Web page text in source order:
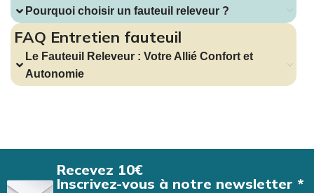
Pourquoi choisir un fauteuil releveur ?
FAQ Entretien fauteuil
Le Fauteuil Releveur : Votre Allié Confort et
Autonomie
Recevez 10€
Inscrivez-vous à notre newsletter *